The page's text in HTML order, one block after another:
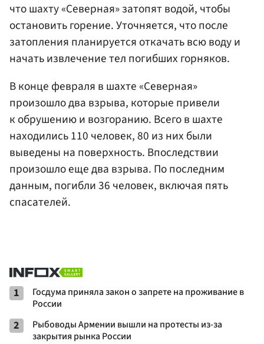
что шахту «Северная» затопят водой, чтобы
остановить горение. Уточняется, что после
затопления планируется откачать всю воду и
начать извлечение тел погибших горняков.
В конце февраля в шахте «Северная»
произошло два взрыва, которые привели
к обрушению и возгоранию. Всего в шахте
находились 110 человек, 80 из них были
выведены на поверхность. Впоследствии
произошло еще два взрыва. По последним
данным, погибли 36 человек, включая пять
спасателей.
1
Госдума приняла закон о запрете на проживание в
России
2
Рыбоводы Армении вышли на протесты из-за
закрытия рынка России